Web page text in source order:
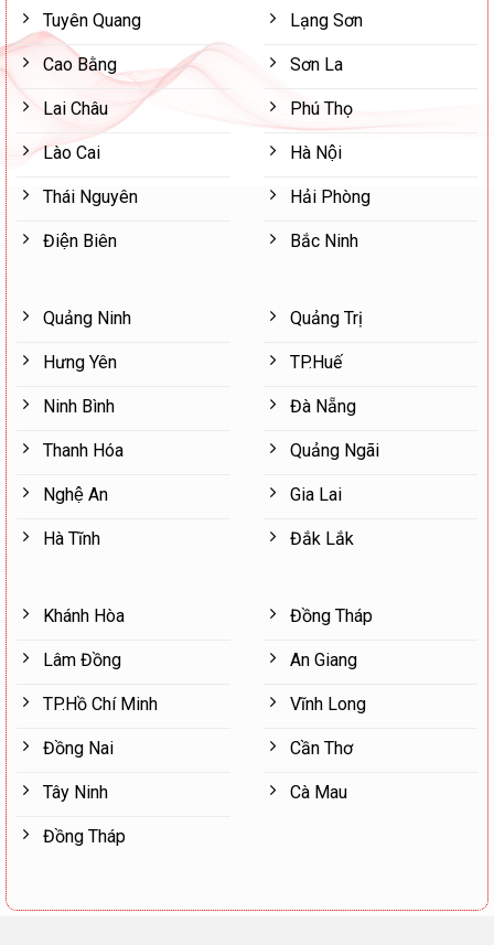
Tuyên Quang
Cao Bằng
Lai Châu
Lào Cai
Thái Nguyên
Điện Biên
Lạng Sơn
Sơn La
Phú Thọ
Hà Nội
Hải Phòng
Bắc Ninh
Quảng Ninh
Hưng Yên
Ninh Bình
Thanh Hóa
Nghệ An
Hà Tĩnh
Quảng Trị
TP.Huế
Đà Nẵng
Quảng Ngãi
Gia Lai
Đắk Lắk
Khánh Hòa
Lâm Đồng
TP.Hồ Chí Minh
Đồng Nai
Tây Ninh
Đồng Tháp
Đồng Tháp
An Giang
Vĩnh Long
Cần Thơ
Cà Mau